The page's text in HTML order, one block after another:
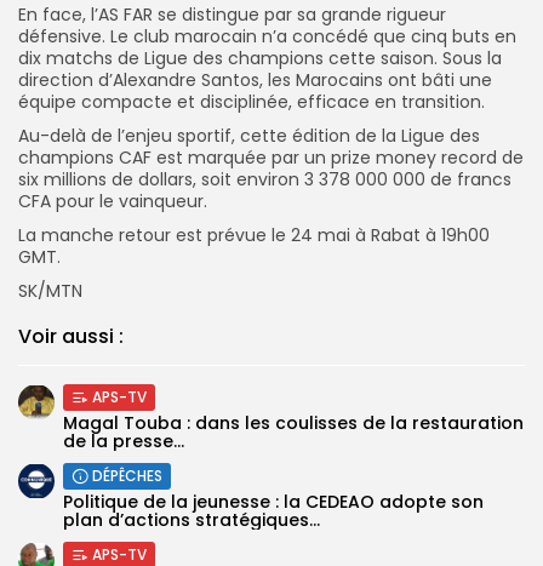
En face, l’AS FAR se distingue par sa grande rigueur
défensive. Le club marocain n’a concédé que cinq buts en
dix matchs de Ligue des champions cette saison. Sous la
direction d’Alexandre Santos, les Marocains ont bâti une
équipe compacte et disciplinée, efficace en transition.
Au-delà de l’enjeu sportif, cette édition de la Ligue des
champions CAF est marquée par un prize money record de
six millions de dollars, soit environ 3 378 000 000 de francs
CFA pour le vainqueur.
La manche retour est prévue le 24 mai à Rabat à 19h00
GMT.
SK/MTN
Voir aussi :
APS-TV
Magal Touba : dans les coulisses de la restauration
de la presse...
DÉPÊCHES
Politique de la jeunesse : la CEDEAO adopte son
plan d’actions stratégiques...
APS-TV